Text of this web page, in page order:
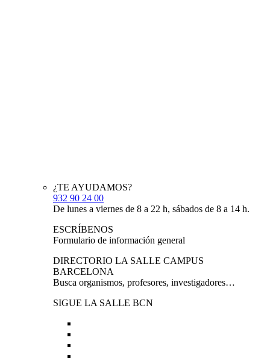
¿TE AYUDAMOS?
932 90 24 00
De lunes a viernes de 8 a 22 h, sábados de 8 a 14 h.
ESCRÍBENOS
Formulario de información general
DIRECTORIO LA SALLE CAMPUS
BARCELONA
Busca organismos, profesores, investigadores…
SIGUE LA SALLE BCN